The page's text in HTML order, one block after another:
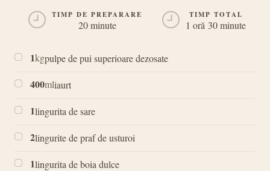
TIMP DE PREPARARE
20 minute
TIMP TOTAL
1 oră 30 minute
1kgpulpe de pui superioare dezosate
400mliaurt
1lingurita de sare
2lingurite de praf de usturoi
1lingurita de boia dulce